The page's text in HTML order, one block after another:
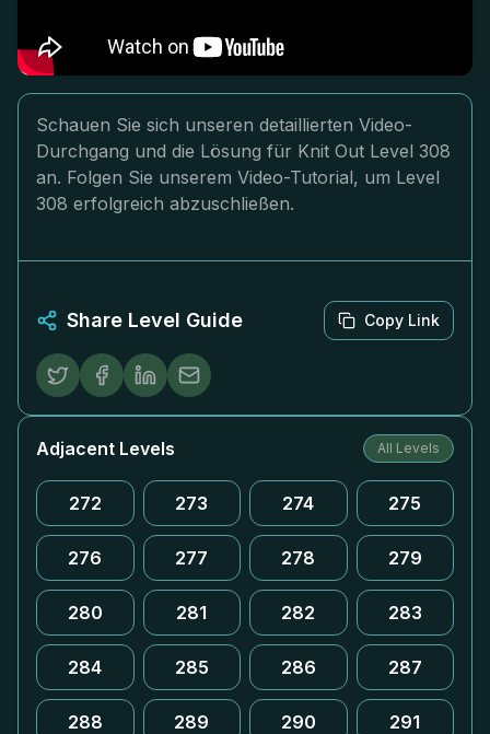
Schauen Sie sich unseren detaillierten Video-
Durchgang und die Lösung für Knit Out Level 308
an. Folgen Sie unserem Video-Tutorial, um Level
308 erfolgreich abzuschließen.
Share Level Guide Copy Link
Adjacent Levels All Levels
272 273 274 275
276 277 278 279
280 281 282 283
284 285 286 287
288 289 290 291